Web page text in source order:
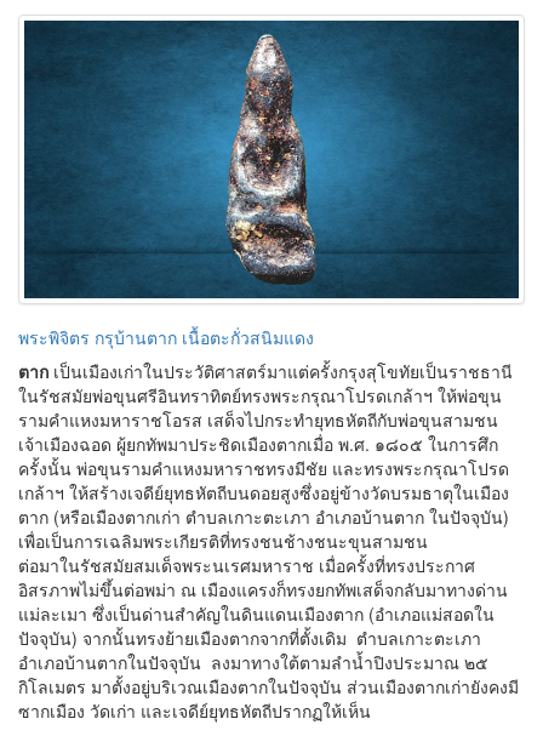
ตากเป็นเมืองเก่าในประวัติศาสตร์มาแต่ครั้งกรุงสุโขทัยเป็นราชธานี
ในรัชสมัยพ่อขุนศรีอินทราทิตย์ทรงพระกรุณาโปรดเกล้าฯ ให้พ่อขุน
รามคำแหงมหาราชโอรส เสด็จไปกระทำยุทธหัตถีกับพ่อขุนสามชน
เจ้าเมืองฉอด ผู้ยกทัพมาประชิดเมืองตากเมื่อ พ.ศ. ๑๘๐๕ ในการศึก
ครั้งนั้น พ่อขุนรามคำแหงมหาราชทรงมีชัย และทรงพระกรุณาโปรด
เกล้าฯ ให้สร้างเจดีย์ยุทธหัตถีบนดอยสูงซึ่งอยู่ข้างวัดบรมธาตุในเมือง
ตาก (หรือเมืองตากเก่า ตำบลเกาะตะเภา อำเภอบ้านตาก ในปัจจุบัน)
เพื่อเป็นการเฉลิมพระเกียรติที่ทรงชนช้างชนะขุนสามชน
ต่อมาในรัชสมัยสมเด็จพระนเรศมหาราช เมื่อครั้งที่ทรงประกาศ
อิสรภาพไม่ขึ้นต่อพม่า ณ เมืองแครงก็ทรงยกทัพเสด็จกลับมาทางด่าน
แม่ละเมา ซึ่งเป็นด่านสำคัญในดินแดนเมืองตาก (อำเภอแม่สอดใน
ปัจจุบัน) จากนั้นทรงย้ายเมืองตากจากที่ตั้งเดิม ตำบลเกาะตะเภา
กิโลเมตร มาตั้งอยู่บริเวณเมืองตากในปัจจุบัน ส่วนเมืองตากเก่ายังคงมี
ซากเมือง วัดเก่า และเจดีย์ยุทธหัตถีปรากฏให้เห็น
17.1600407, 98.9080927
เผยแพร่เมื่อ 22-07-2026 ผู้เช้าชม 5